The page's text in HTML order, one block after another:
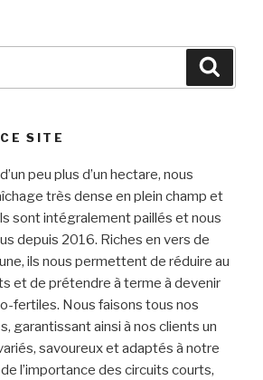
SITE
peu plus d’un hectare, nous
très dense en plein champ et
sont intégralement paillés et nous
depuis 2016. Riches en vers de
ils nous permettent de réduire au
et de prétendre à terme à devenir
fertiles. Nous faisons tous nos
garantissant ainsi à nos clients un
savoureux et adaptés à notre
l’importance des circuits courts,